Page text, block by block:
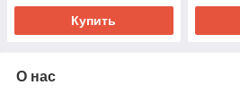
Купить
О нас